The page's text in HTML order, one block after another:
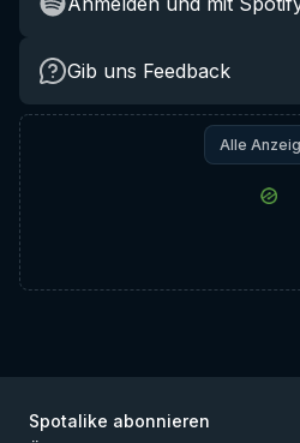
Gib uns Feedback
Alle
Spotalike abonnieren